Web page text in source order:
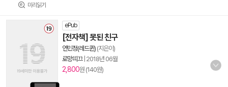
미리읽기
ePub
[전자책] 못된 친구
연민정(레드퀸) (지은이)
로망띠끄| 2018년 06월
2,800원 (140원)